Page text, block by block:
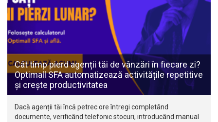
Cât timp pierd agenții tăi de vânzări în fiecare zi?
Optimall SFA automatizează activitățile repetitive
și crește productivitatea
Dacă agenții tăi încă petrec ore întregi completând
documente, verificând telefonic stocuri, introducând manual